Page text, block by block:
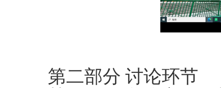
第二部分 讨论环节